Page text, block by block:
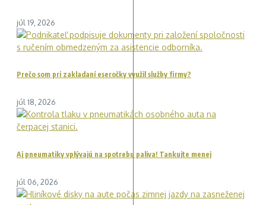
júl 19, 2026
Prečo som pri zakladaní eseročky využil služby firmy?
júl 18, 2026
Aj pneumatiky vplývajú na spotrebu paliva! Tankujte menej
júl 06, 2026